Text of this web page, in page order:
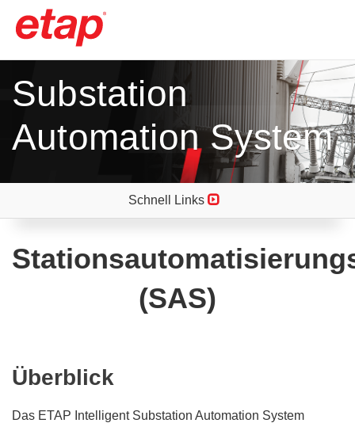
Substation
Automation System
Schnell Links
(SAS)
Überblick
Das ETAP Intelligent Substation Automation System